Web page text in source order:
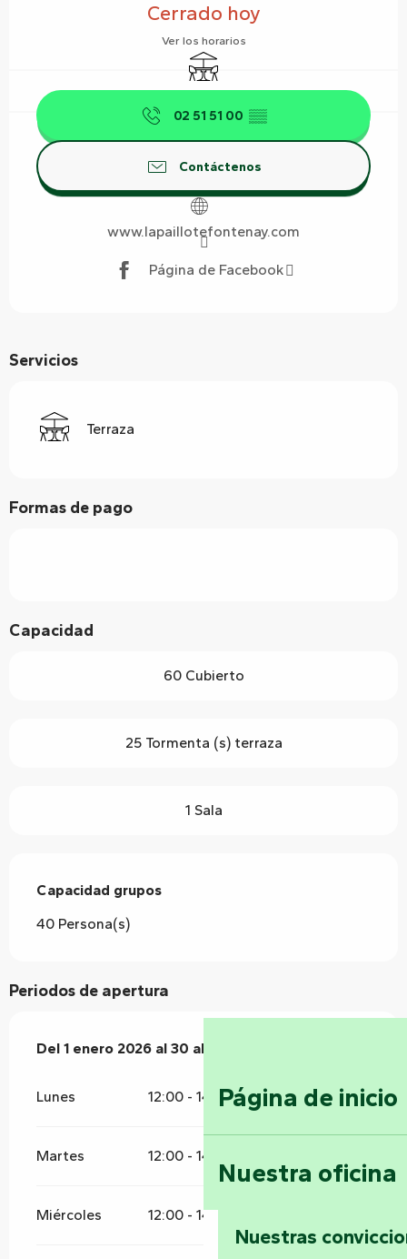
Página de inicio
Nuestra oficina
Nuestras
Cerrado hoy
Ver los horarios
Terraza
02 51 51 00 ▒▒
Contáctenos
www.lapaillotefontenay.com
Página de Facebook
Servicios
Terraza
Formas de pago
Capacidad
60 Cubierto
25 Tormenta (s) terraza
1 Sala
Capacidad grupos
Capacidad grupos
40 Persona(s)
Periodos de apertura
Del 1 enero 2026 al 30 abril 2026
Del 1 enero 2026 al 30 abril 2026
Lunes 12:00 - 14:30
Martes 12:00 - 14:30
Miércoles 12:00 - 14:30